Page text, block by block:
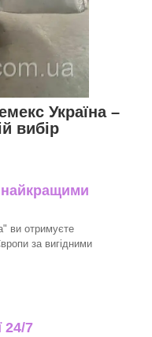
Україна –
вибір
ви отримуєте
за вигідними
24/7